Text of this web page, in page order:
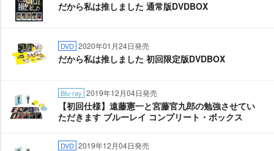
だから私は推しました 通常版DVDBOX
DVD 2020年01月24日発売
だから私は推しました 初回限定版DVDBOX
Blu-ray 2019年12月04日発売
【初回仕様】遠藤憲一と宮藤官九郎の勉強させてい
ただきます ブルーレイ コンプリート・ボックス
DVD 2019年12月04日発売